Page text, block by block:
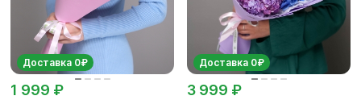
Доставка 0₽
1 999 ₽
Доставка 0₽
3 999 ₽